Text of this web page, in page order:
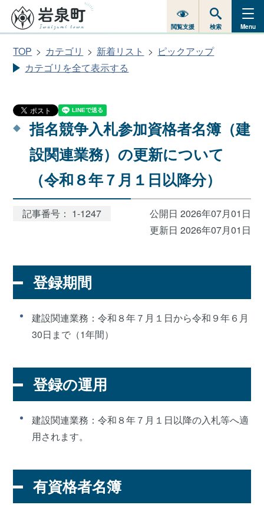
閲覧支援 検索 Menu
TOP カテゴリ 新着リスト
ピックアップ
カテゴリを全て表示する
指名競争入札参加資格者名簿（建
設関連業務）の更新について
（令和８年７月１日以降分）
記事番号： 1-1247
公開日 2026年07月01日
更新日 2026年07月01日
登録期間
建設関連業務：令和８年７月１日から令和９年６月
30日まで（1年間）
登録の運用
建設関連業務：令和８年７月１日以降の入札等へ適
用されます。
有資格者名簿